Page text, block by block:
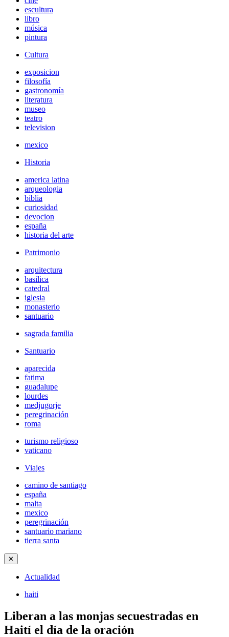
escultura
libro
música
pintura
Cultura
exposicion
filosofía
gastronomía
literatura
museo
teatro
television
mexico
Historia
america latina
arqueologia
biblia
curiosidad
devocion
españa
historia del arte
Patrimonio
arquitectura
basilica
catedral
iglesia
monasterio
santuario
sagrada familia
Santuario
aparecida
fatima
guadalupe
lourdes
medjugorje
peregrinación
roma
turismo religioso
vaticano
Viajes
camino de santiago
españa
malta
mexico
peregrinación
santuario mariano
tierra santa
✕
Actualidad
haiti
Liberan a las monjas secuestradas en
Haití el día de la oración